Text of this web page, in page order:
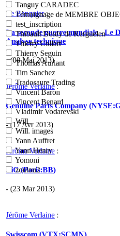
Tanguy CARADEC
Témoignage de MEMBRE
test_inscription
Thibault Doidy de Kerguelen
Thierry Collart
Thierry Seguin
Thomas Aurlant
Tim Sanchez
Tradosaure Trading
Vincent Baron
Vincent Benard
Vladimir Vodarevski
Will.
Will. images
Yann Auffret
Yann Henry
Yomoni
zoulou2
Le Banquier:
La seconde guerre mondiale - Le
Analyse technique
- (08 Mai 2013)
Jérôme Verlaine:
Genuine Parts Company
- (17 Avr 2013)
Jérôme Verlaine :
BiC (Paris:BB)
- (23 Mar 2013)
Jérôme Verlaine :
Swisscom (VTX:SCMN)